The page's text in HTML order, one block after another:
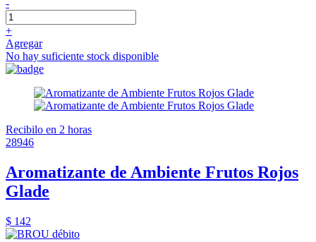
-
+
Agregar
No hay suficiente stock disponible
Recibilo en 2 horas
28946
Aromatizante de Ambiente Frutos Rojos
Glade
$ 142